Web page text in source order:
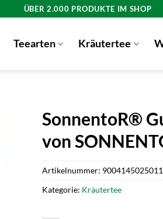
ÜBER 2.000 PRODUKTE IM SHOP
Teearten Kräutertee
SonnentoR®
von
Artikelnummer: 9004145025011
Kategorie: Kräutertee